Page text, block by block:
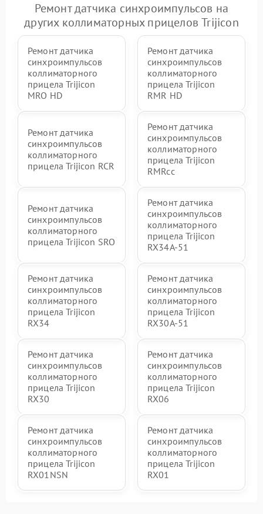
Ремонт датчика синхроимпульсов на
других коллиматорных прицелов Trijicon
Ремонт датчика
синхроимпульсов
коллиматорного
прицела Trijicon
MRO HD
Ремонт датчика
синхроимпульсов
коллиматорного
прицела Trijicon
RMR HD
Ремонт датчика
синхроимпульсов
коллиматорного
прицела Trijicon RCR
Ремонт датчика
синхроимпульсов
коллиматорного
прицела Trijicon
RMRcc
Ремонт датчика
синхроимпульсов
коллиматорного
прицела Trijicon SRO
Ремонт датчика
синхроимпульсов
коллиматорного
прицела Trijicon
RX34A-51
Ремонт датчика
синхроимпульсов
коллиматорного
прицела Trijicon
RX34
Ремонт датчика
синхроимпульсов
коллиматорного
прицела Trijicon
RX30A-51
Ремонт датчика
синхроимпульсов
коллиматорного
прицела Trijicon
RX30
Ремонт датчика
синхроимпульсов
коллиматорного
прицела Trijicon
RX06
Ремонт датчика
синхроимпульсов
коллиматорного
прицела Trijicon
RX01NSN
Ремонт датчика
синхроимпульсов
коллиматорного
прицела Trijicon
RX01